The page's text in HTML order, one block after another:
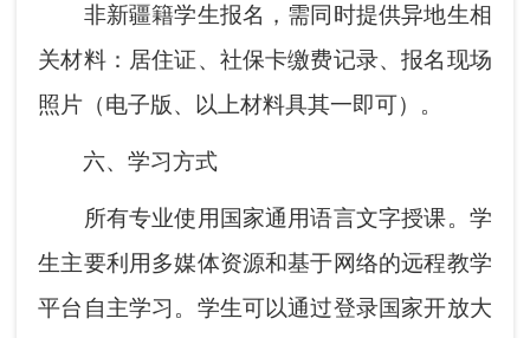
非新疆籍学生报名，需同时提供异地生相
关材料：居住证、社保卡缴费记录、报名现场
照片（电子版、以上材料具其一即可）。
六、学习方式
所有专业使用国家通用语言文字授课。学
生主要利用多媒体资源和基于网络的远程教学
平台自主学习。学生可以通过登录国家开放大